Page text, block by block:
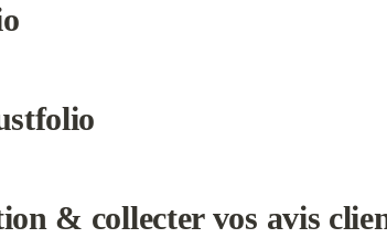
& collecter vos avis